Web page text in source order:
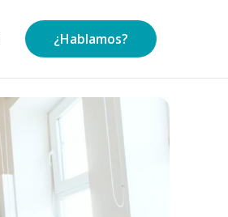
¿Hablamos?